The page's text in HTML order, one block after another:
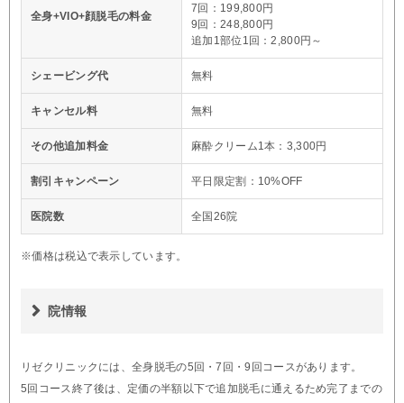
全身+VIO+顔脱毛の料金
7回：199,800円
9回：248,800円
追加1部位1回：2,800円～
シェービング代 無料
キャンセル料 無料
その他追加料金 麻酔クリーム1本：3,300円
割引キャンペーン 平日限定割：10%OFF
医院数 全国26院
※価格は税込で表示しています。
院情報
リゼクリニックには、全身脱毛の5回・7回・9回コースがあります。
5回コース終了後は、定価の半額以下で追加脱毛に通えるため完了までの